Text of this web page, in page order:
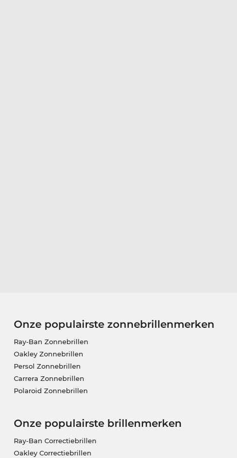
Onze populairste zonnebrillenmerken
Ray-Ban Zonnebrillen
Oakley Zonnebrillen
Persol Zonnebrillen
Carrera Zonnebrillen
Polaroid Zonnebrillen
Onze populairste brillenmerken
Ray-Ban Correctiebrillen
Oakley Correctiebrillen